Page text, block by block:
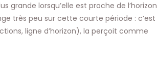
grande lorsqu’elle est proche de l’horizon
très peu sur cette courte période : c’est
ligne d’horizon), la perçoit comme